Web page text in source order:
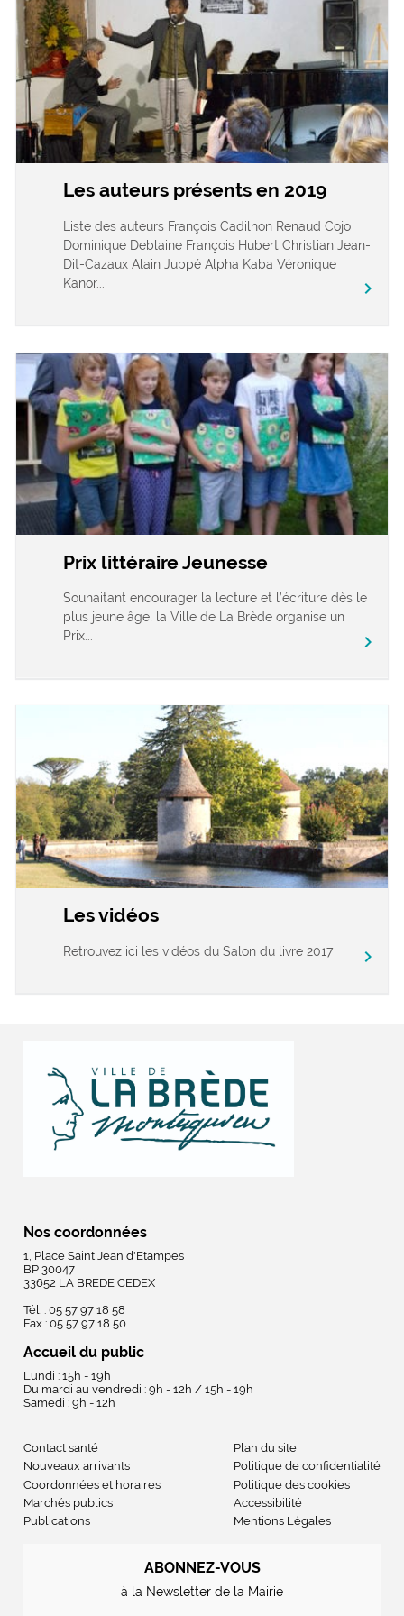
Les auteurs présents en 2019
Liste des auteurs François Cadilhon Renaud Cojo
Dominique Deblaine François Hubert Christian Jean-
Dit-Cazaux Alain Juppé Alpha Kaba Véronique
Kanor...
chevron_right
Prix littéraire Jeunesse
Souhaitant encourager la lecture et l’écriture dès le
plus jeune âge, la Ville de La Brède organise un
Prix...
chevron_right
Les vidéos
Retrouvez ici les vidéos du Salon du livre 2017 chevron_right
Nos coordonnées
1, Place Saint Jean d'Etampes
BP 30047
33652 LA BREDE CEDEX
Tél. : 05 57 97 18 58
Fax : 05 57 97 18 50
Accueil du public
Lundi : 15h - 19h
Du mardi au vendredi : 9h - 12h / 15h - 19h
Samedi : 9h - 12h
Contact santé
Nouveaux arrivants
Coordonnées et horaires
Marchés publics
Publications
Plan du site
Politique de confidentialité
Politique des cookies
Accessibilité
Mentions Légales
ABONNEZ-VOUS
à la Newsletter de la Mairie